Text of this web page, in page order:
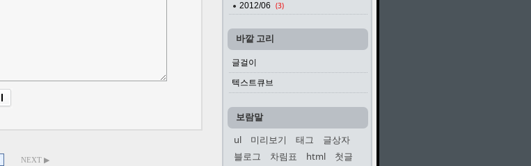
NEXT ▶
2012/06 (3)
바깥 고리
글걸이
텍스트큐브
보람말
ul
미리보기 태그
글상자
블로그
차림표 html 첫글